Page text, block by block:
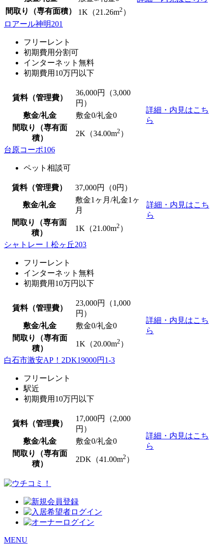
間取り（専有面積）
1K（21.26m2 ）
ロアール神明201
フリーレント
初期費用分割可
インターネット無料
初期費用10万円以下
賃料（管理費）
36,000円（3,000
円）
詳細・内見はこち
ら
敷金/礼金 敷金0/礼金0
間取り（専有面
積）
2K（34.00m2 ）
台原コーポ106
ペット相談可
賃料（管理費） 37,000円（0円）
詳細・内見はこち
ら
敷金/礼金
敷金1ヶ月/礼金1ヶ
月
間取り（専有面
積）
1K（21.00m2 ）
シャトレーⅠ松ヶ丘203
フリーレント
インターネット無料
初期費用10万円以下
賃料（管理費）
23,000円（1,000
円）
詳細・内見はこち
ら
敷金/礼金 敷金0/礼金0
間取り（専有面
積）
1K（20.00m2 ）
白石市激安AP！2DK19000円1-3
フリーレント
駅近
初期費用10万円以下
賃料（管理費）
17,000円（2,000
円）
詳細・内見はこち
ら
敷金/礼金 敷金0/礼金0
間取り（専有面
積）
2DK（41.00m2 ）
MENU